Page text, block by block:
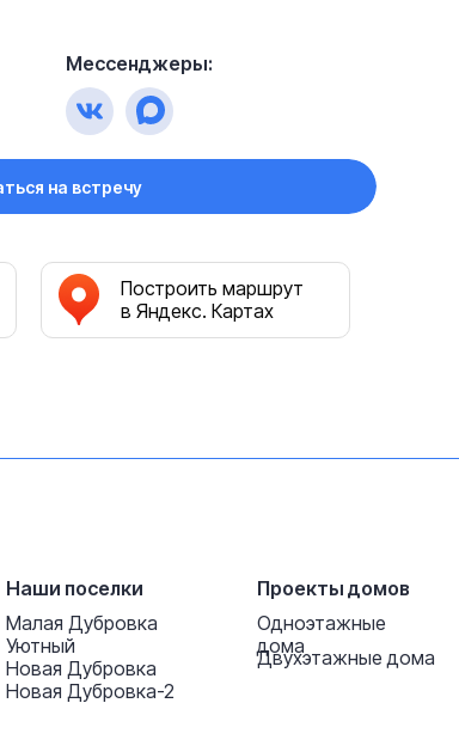
Мессенджеры:
Построить маршрут
в Яндекс. Картах
на встречу
Наши поселки
Малая Дубровка
Уютный
Новая Дубровка
Новая Дубровка-2
Проекты домов
Одноэтажные
дома
Двухэтажные дома